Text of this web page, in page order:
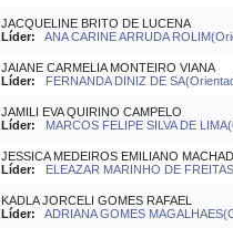
JACQUELINE BRITO DE LUCENA
Líder:
ANA CARINE ARRUDA
JAIANE CARMELIA MONTEIRO VIANA
Líder:
FERNANDA DINIZ DE
JAMILI EVA QUIRINO CAMPELO
Líder:
MARCOS FELIPE SILVA DE
JESSICA MEDEIROS EMILIANO
Líder:
ELEAZAR MARINHO DE
KADLA JORCELI GOMES RAFAEL
Líder:
ADRIANA GOMES